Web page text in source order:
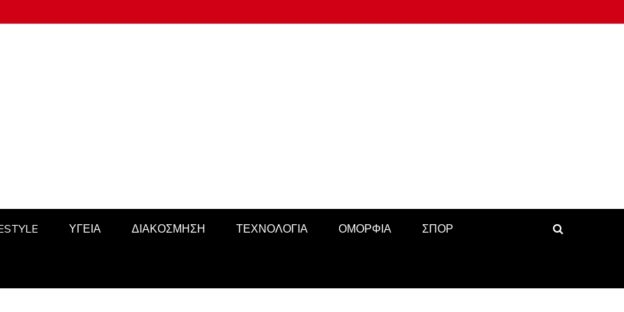
ΥΓΕΙΑ ΔΙΑΚΟΣΜΗΣΗ ΤΕΧΝΟΛΟΓΙΑ ΟΜΟΡΦΙΑ ΣΠΟΡ